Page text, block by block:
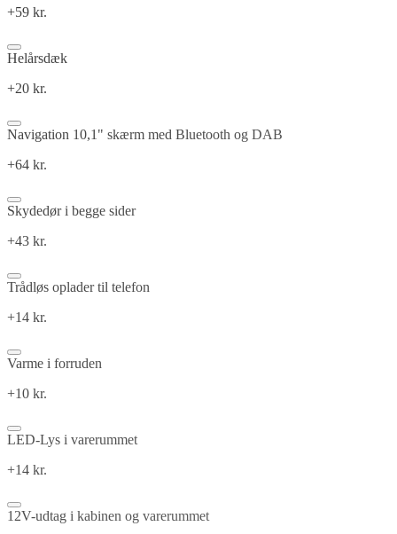
+59 kr.
Helårsdæk
+20 kr.
Navigation 10,1" skærm med Bluetooth og DAB
+64 kr.
Skydedør i begge sider
+43 kr.
Trådløs oplader til telefon
+14 kr.
Varme i forruden
+10 kr.
LED-Lys i varerummet
+14 kr.
12V-udtag i kabinen og varerummet